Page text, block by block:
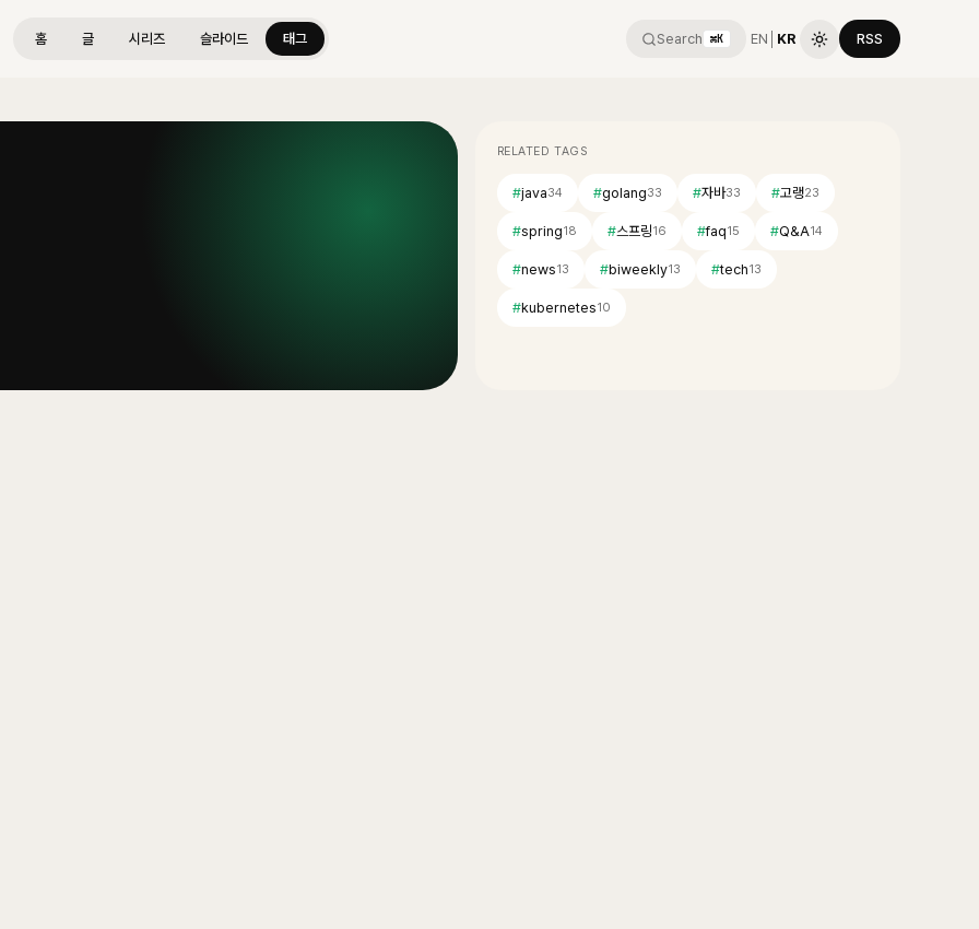
홈 글 시리즈 슬라이드 태그 Search ⌘K EN KR RSS
RELATED TAGS
#java34 #golang33 #자바33 #고랭23
#spring18 #스프링16 #faq15 #Q&A14
#news13 #biweekly13 #tech13
#kubernetes10